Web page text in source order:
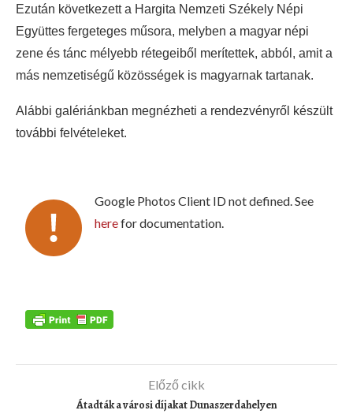
Ezután következett a Hargita Nemzeti Székely Népi
Együttes fergeteges műsora, melyben a magyar népi
zene és tánc mélyebb rétegeiből merítettek, abból, amit a
más nemzetiségű közösségek is magyarnak tartanak.
Alábbi galériánkban megnézheti a rendezvényről készült
további felvételeket.
Google Photos Client ID not defined. See
herefor documentation.
Előző cikk
Átadták a városi díjakat Dunaszerdahelyen